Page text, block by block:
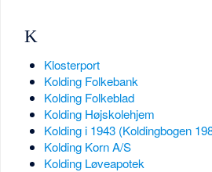
K
Klosterport
Kolding Folkebank
Kolding Folkeblad
Kolding Højskolehjem
Kolding i 1943 (Koldingbogen
Kolding Korn A/S
Kolding Løveapotek